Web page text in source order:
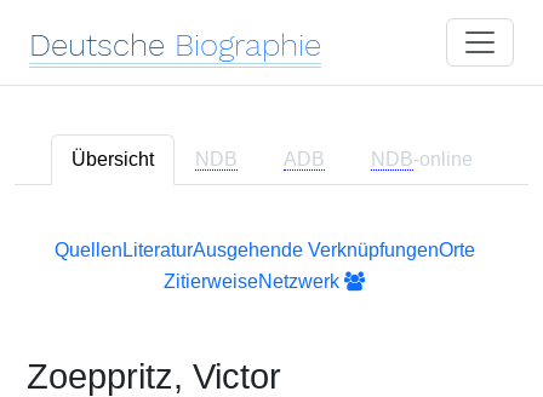
Deutsche Biographie
Übersicht NDB ADB NDB-online
Quellen LiteraturAusgehende VerknüpfungenOrte
ZitierweiseNetzwerk
Zoeppritz, Victor